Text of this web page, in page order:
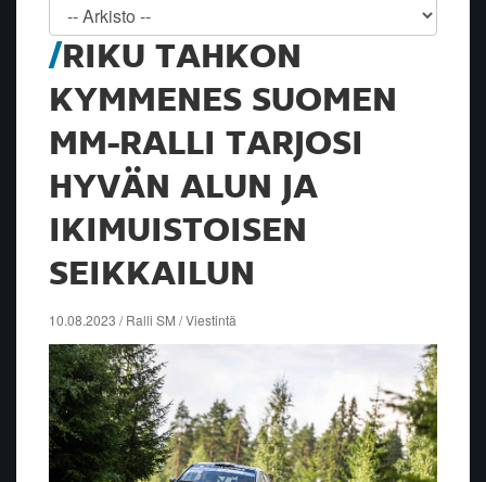
RIKU TAHKON
KYMMENES SUOMEN
MM-RALLI TARJOSI
HYVÄN ALUN JA
IKIMUISTOISEN
SEIKKAILUN
10.08.2023 / Ralli SM / Viestintä